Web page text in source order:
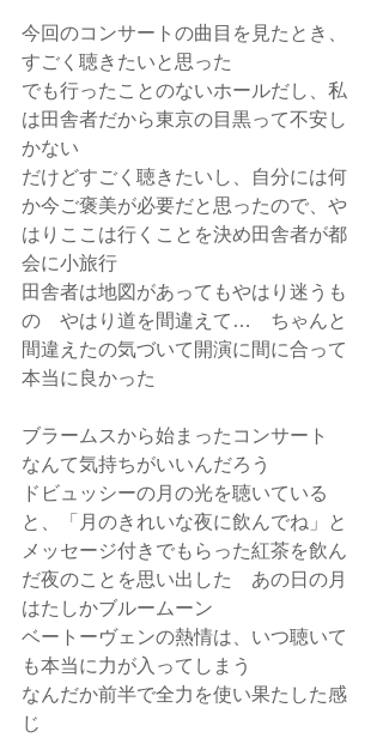
今回のコンサートの曲目を見たとき、
すごく聴きたいと思った
でも行ったことのないホールだし、私
は田舎者だから東京の目黒って不安し
かない
だけどすごく聴きたいし、自分には何
か今ご褒美が必要だと思ったので、や
はりここは行くことを決め田舎者が都
会に小旅行
田舎者は地図があってもやはり迷うも
の　やはり道を間違えて…　ちゃんと
間違えたの気づいて開演に間に合って
本当に良かった
ブラームスから始まったコンサート
なんて気持ちがいいんだろう
ドビュッシーの月の光を聴いている
と、「月のきれいな夜に飲んでね」と
メッセージ付きでもらった紅茶を飲ん
だ夜のことを思い出した　あの日の月
はたしかブルームーン
ベートーヴェンの熱情は、いつ聴いて
も本当に力が入ってしまう
なんだか前半で全力を使い果たした感
じ